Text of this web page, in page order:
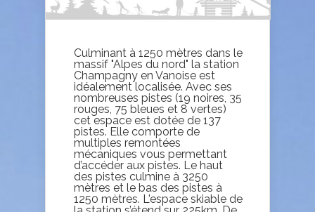
Culminant à 1250 mètres dans le
massif "Alpes du nord" la station
Champagny en Vanoise est
idéalement localisée. Avec ses
nombreuses pistes (19 noires, 35
rouges, 75 bleues et 8 vertes)
cet espace est dotée de 137
pistes. Elle comporte de
multiples remontées
mécaniques vous permettant
d’accéder aux pistes. Le haut
des pistes culmine à 3250
mètres et le bas des pistes à
1250 mètres. L'espace skiable de